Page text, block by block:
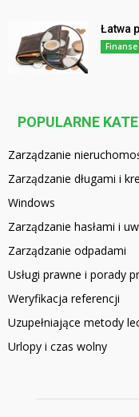
Łatwa
Finanse
POPULARNE
Zarządzanie
Zarządzanie długami i
Windows
Zarządzanie hasłami i
Zarządzanie odpadami
Usługi prawne i porady
Weryfikacja referencji
Uzupełniające metody
Urlopy i czas wolny